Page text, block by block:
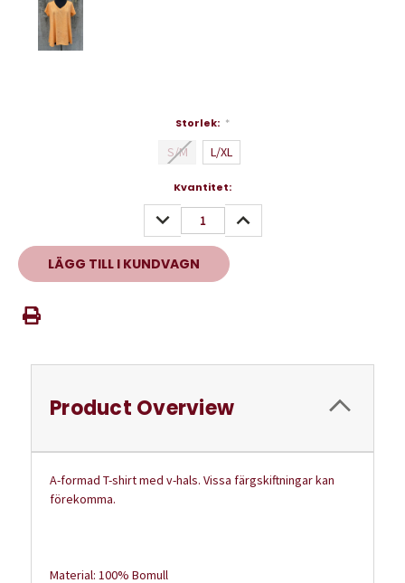
Storlek: *
S/M L/XL
Kvantitet:
MINSKA
KVANTITET:
ÖKA
KVANTITET:
Product Overview
A-formad T-shirt med v-hals. Vissa färgskiftningar kan
förekomma.
Material: 100% Bomull